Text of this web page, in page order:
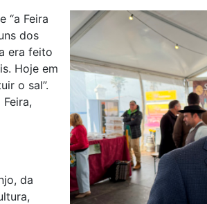
“a Feira
dos
era feito
Hoje em
o sal”.
da